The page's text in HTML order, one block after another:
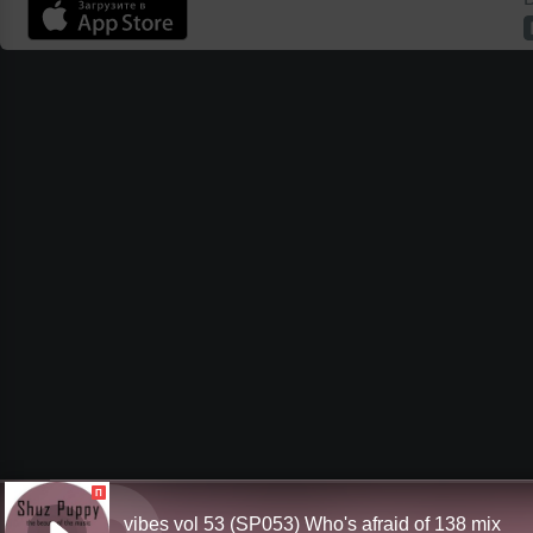
П
vibes vol 53 (SP053) Who's afraid of 138 mix